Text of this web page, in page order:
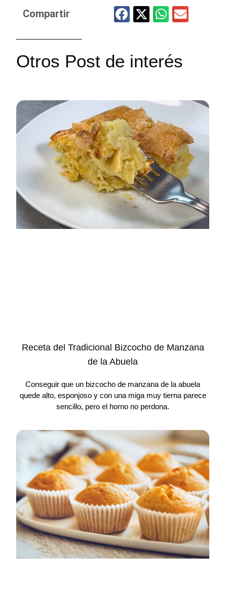
Compartir
Otros Post de interés
Receta del Tradicional Bizcocho de Manzana
de la Abuela
Conseguir que un bizcocho de manzana de la abuela
quede alto, esponjoso y con una miga muy tierna parece
sencillo, pero el horno no perdona.